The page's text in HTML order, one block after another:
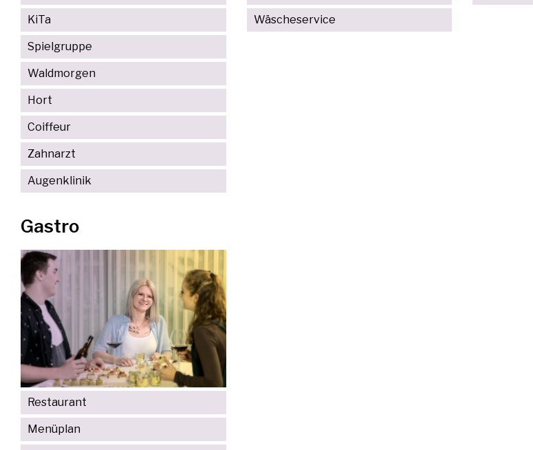
KiTa
Spielgruppe
Waldmorgen
Hort
Coiffeur
Zahnarzt
Augenklinik
Wäscheservice
Gastro
Restaurant
Menüplan